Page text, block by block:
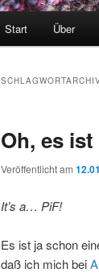
Start Über
Oh, es
Veröffentlicht am
It’s a… PiF!
Es ist ja schon
daß ich mich bei